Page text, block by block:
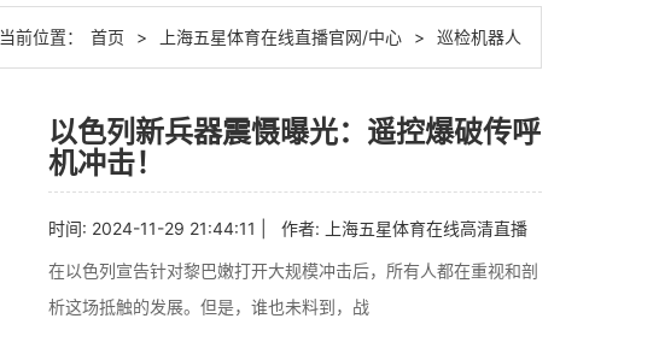
当前位置： 首页 > 上海五星体育在线直播官网/中心 > 巡检机器人
以色列新兵器震慑曝光：遥控爆破传呼
机冲击！
时间: 2024-11-29 21:44:11 | 作者: 上海五星体育在线高清直播
在以色列宣告针对黎巴嫩打开大规模冲击后，所有人都在重视和剖
析这场抵触的发展。但是，谁也未料到，战